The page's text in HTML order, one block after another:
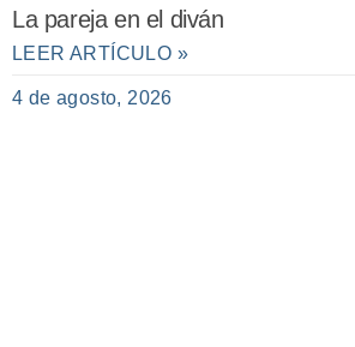
La pareja en el diván
LEER ARTÍCULO »
4 de agosto, 2026